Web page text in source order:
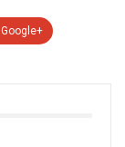
Google+